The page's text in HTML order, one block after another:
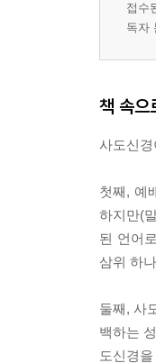
접수
독자
책 속으
사도신
첫째, 예
하지만(
된 언어
삼위 하
둘째, 사
백하는
도신경